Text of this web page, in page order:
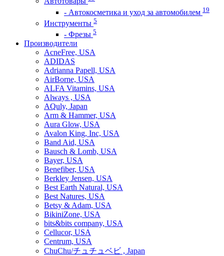
- Автокосметика и уход за автомобилем 19
Инструменты 5
- Фрезы 5
Производители
AcneFree, USA
ADIDAS
Adrianna Papell, USA
AirBorne, USA
ALFA Vitamins, USA
Always , USA
AQuly, Japan
Arm & Hammer, USA
Aura Glow, USA
Avalon King, Inc, USA
Band Aid, USA
Bausch & Lomb, USA
Bayer, USA
Benefiber, USA
Berkley Jensen, USA
Best Earth Natural, USA
Best Natures, USA
Betsy & Adam, USA
BikiniZone, USA
bits&bits company, USA
Cellucor, USA
Centrum, USA
ChuChu/チュチュベビ , Japan